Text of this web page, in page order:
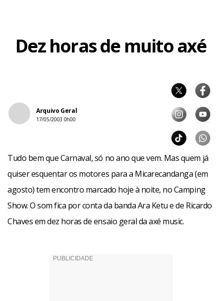
Dez horas de muito axé
Arquivo Geral
17/05/2003 0h00
Tudo bem que Carnaval, só no ano que vem. Mas quem já
quiser esquentar os motores para a Micarecandanga (em
agosto) tem encontro marcado hoje à noite, no Camping
Show. O som fica por conta da banda Ara Ketu e de Ricardo
Chaves em dez horas de ensaio geral da axé music.